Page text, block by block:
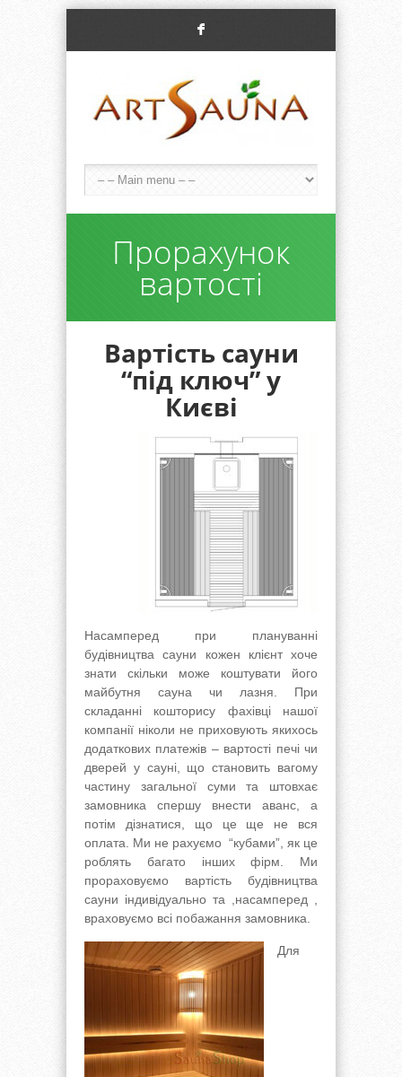
F
Прорахунок
вартості
Вартість сауни
“під ключ” у
Києві
Насамперед при плануванні
будівництва сауни кожен клієнт хоче
знати скільки може коштувати його
майбутня сауна чи лазня. При
складанні кошторису фахівці нашої
компанії ніколи не приховують якихось
додаткових платежів – вартості печі чи
дверей у сауні, що становить вагому
частину загальної суми та штовхає
замовника спершу внести аванс, а
потім дізнатися, що це ще не вся
оплата. Ми не рахуємо “кубами”, як це
роблять багато інших фірм. Ми
прораховуємо вартість будівництва
сауни індивідуально та ,насамперед ,
враховуємо всі побажання замовника
Для